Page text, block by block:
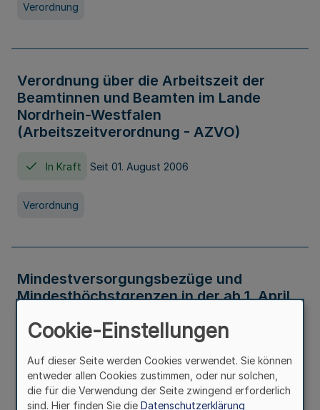
Verordnung
Verordnung über die Arbeitszeit der
Beamtinnen und Beamten im Lande
Nordrhein-Westfalen
(Arbeitszeitverordnung - AZVO)
In Kraft Seit 01. August 2006
Verordnung
Mindestversorgungsbezüge und
Mindesthöchstgrenzen in der ab 1. April
Verwaltungsvorschrift
Cookie-Einstellungen
Auf dieser Seite werden Cookies verwendet. Sie können
entweder allen Cookies zustimmen, oder nur solchen,
die für die Verwendung der Seite zwingend erforderlich
sind. Hier finden Sie die Datenschutzerklärung